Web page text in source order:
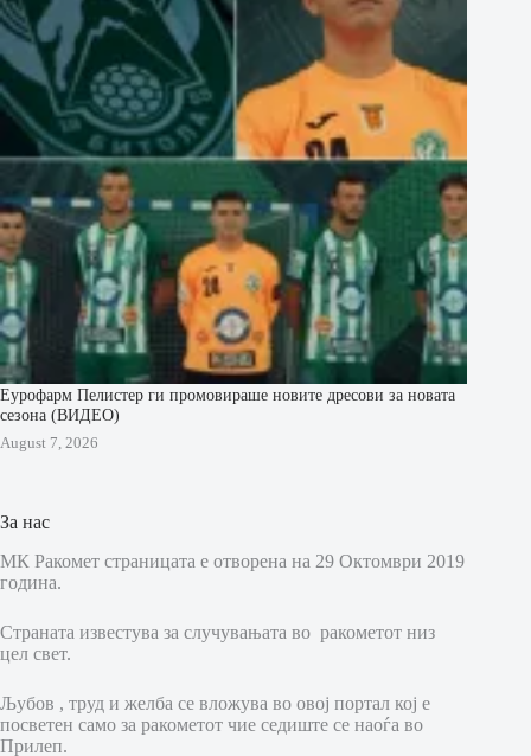
Еурофарм Пелистер ги промовираше новите дресови за новата
сезона (ВИДЕО)
August 7, 2026
За нас
МК Ракомет страницата е отворена на 29 Октомври 2019
година.
Страната известува за случувањата во ракометот низ
цел свет.
Љубов , труд и желба се вложува во овој портал кој е
посветен само за ракометот чие седиште се наоѓа во
Прилеп.